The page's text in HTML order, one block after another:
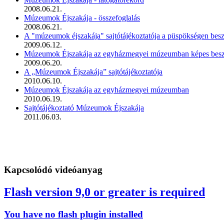
2008.06.21.
Múzeumok Éjszakája - összefoglalás
2008.06.21.
A "múzeumok éjszakája" sajtótájékoztatója a püspökségen
2009.06.12.
Múzeumok Éjszakája az egyházmegyei múzeumban képes
2009.06.20.
A „Múzeumok Éjszakája” sajtótájékoztatója
2010.06.10.
Múzeumok Éjszakája az egyházmegyei múzeumban
2010.06.19.
Sajtótájékoztató Múzeumok Éjszakája
2011.06.03.
Kapcsolódó videóanyag
Flash version 9,0 or greater is required
You have no flash plugin installed